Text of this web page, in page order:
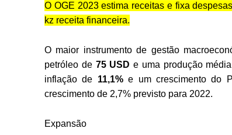
O OGE 2023 estima receitas e fixa
kz receita financeira.
O maior instrumento de gestão
petróleo de 75 USD e uma produção
inflação de 11,1%e um crescimento do
crescimento de 2,7% previsto para 2022.
Expansão